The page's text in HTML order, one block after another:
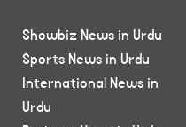
Showbiz News in Urdu
Sports News in Urdu
International News in
Urdu